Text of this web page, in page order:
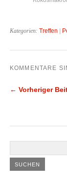
Kategorien: Treffen |
KOMMENTARE
← Vorheriger